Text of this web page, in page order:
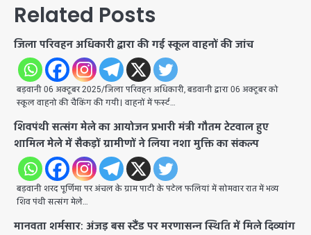
Related Posts
जिला परिवहन अधिकारी द्वारा की गई स्कूल वाहनों की जांच
बड़वानी 06 अक्टूबर 2025/जिला परिवहन अधिकारी, बडवानी द्वारा 06 अक्टूबर को
स्कूल वाहनो की चैकिंग की गयी। वाहनों में फर्स्ट…
शिवपंथी सत्संग मेले का आयोजन प्रभारी मंत्री गौतम टेटवाल हुए
शामिल मेले में सैकड़ों ग्रामीणों ने लिया नशा मुक्ति का संकल्प
बड़वानी शरद पूर्णिमा पर अंचल के ग्राम पाटी के पटेल फलियां में सोमवार रात में भव्य
शिव पंथी सत्संग मेले…
मानवता शर्मसार: अंजड़ बस स्टैंड पर मरणासन्न स्थिति में मिले दिव्यांग